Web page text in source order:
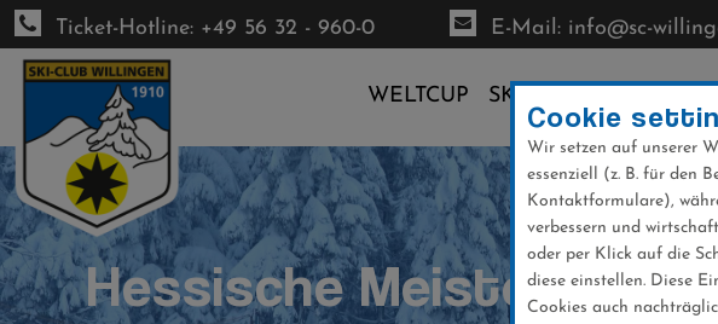
Direkt
zum
Inhalt
Ticket-Hotline: +49 56 32 - 960-0 E-Mail: info@sc-
WELTCUP SKI-CLUB
Hessische
Cookie
Wir setzen auf unserer
essenziell (z. B. für den
Kontaktformulare),
verbessern und
oder per Klick auf die
diese einstellen. Diese
Cookies auch